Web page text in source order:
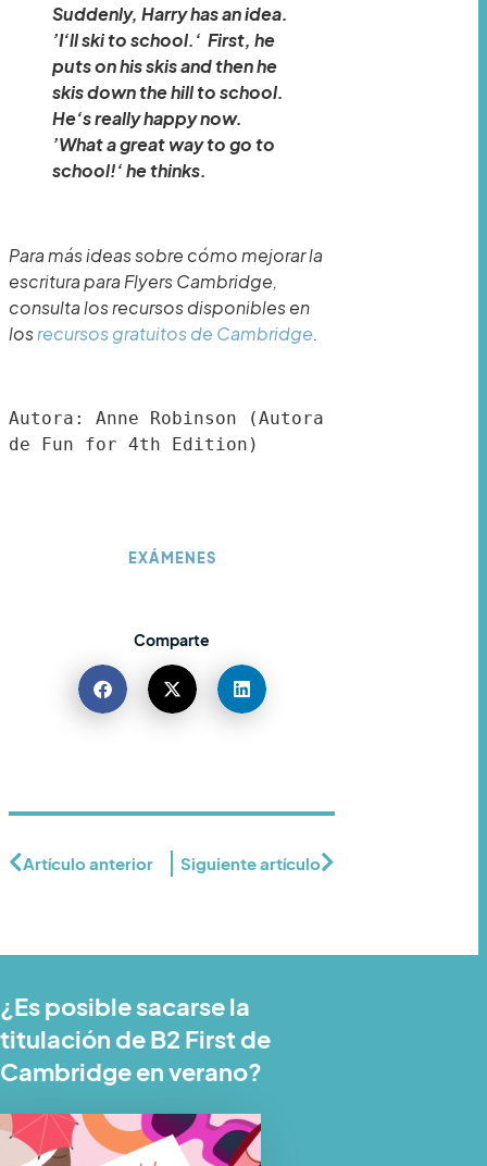
Suddenly, Harry has an idea.
‘I’ll ski to school.’ First, he
puts on his skis and then he
skis down the hill to school.
He’s really happy now.
‘What a great way to go to
school!’ he thinks.
Para más ideas sobre cómo mejorar la
escritura para Flyers Cambridge,
consulta los recursos disponibles en
losrecursos gratuitos de Cambridge.
Autora: Anne Robinson (Autora
de Fun for 4th Edition)
EXÁMENES
Comparte
Artículo anterior Siguiente artículo
¿Es posible sacarse la
titulación de B2 First de
Cambridge en verano?